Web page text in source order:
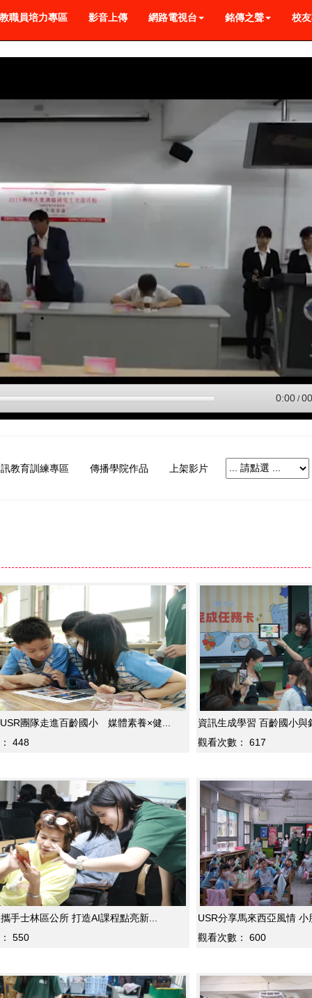
教職員培力專區 影音上傳 網路電視台 銘傳之聲 校
教育訓練專區 傳播學院作品 上架影片
團隊走進百齡國小 媒體素養×健...
448
資訊生成學習 百齡國小與
觀看次數：
617
手士林區公所 打造AI課程點亮新...
550
USR分享馬來西亞風情
觀看次數：
600